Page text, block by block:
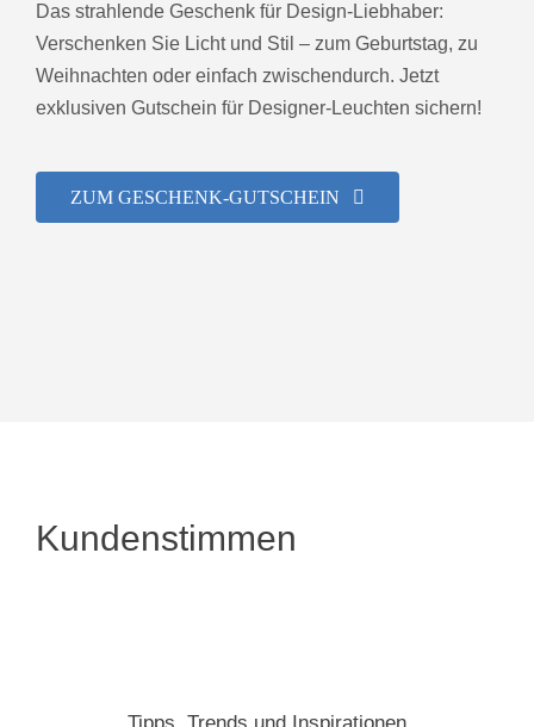
Das strahlende Geschenk für Design-Liebhaber:
Verschenken Sie Licht und Stil – zum Geburtstag, zu
Weihnachten oder einfach zwischendurch. Jetzt
exklusiven Gutschein für Designer-Leuchten sichern!
ZUM GESCHENK-GUTSCHEIN
Kundenstimmen